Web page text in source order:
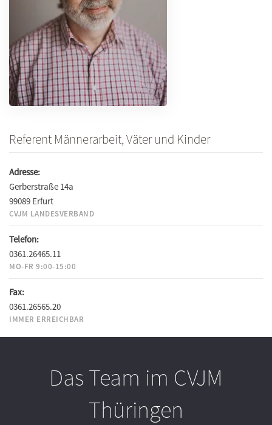
Referent Männerarbeit, Väter und Kinder
Adresse:
Gerberstraße 14a
99089 Erfurt
CVJM LANDESVERBAND
Telefon:
0361.26465.11
MO-FR 9:00-15:00
Fax:
0361.26565.20
IMMER ERREICHBAR
Das Team im CVJM
Thüringen